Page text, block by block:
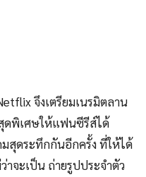
จึงเตรียมเนรมิตลาน
ดพิเศษให้แฟนซีรีส์ได้
สุดระทึกกันอีกครั้ง ที่ให้ได้
าจะเป็น ถ่ายรูปประจำตัว